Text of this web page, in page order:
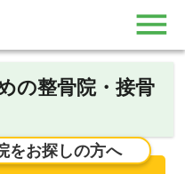
の整骨院・接骨
をお探しの方へ